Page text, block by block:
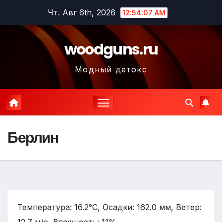
содержимому
Чт. Авг 6th, 2026 12:54:08 AM
woodguns.ru
Модный детокс
Берлин
Температура: 16.2°C, Осадки: 162.0 мм, Ветер: